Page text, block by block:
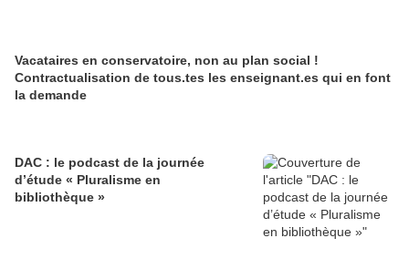
Vacataires en conservatoire, non au plan social !
Contractualisation de tous.tes les enseignant.es qui en font
la demande
DAC : le podcast de la journée
d’étude « Pluralisme en
bibliothèque »